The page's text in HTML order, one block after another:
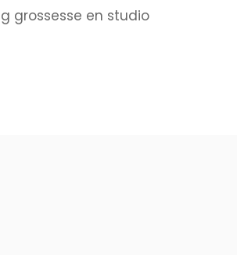
grossesse en studio